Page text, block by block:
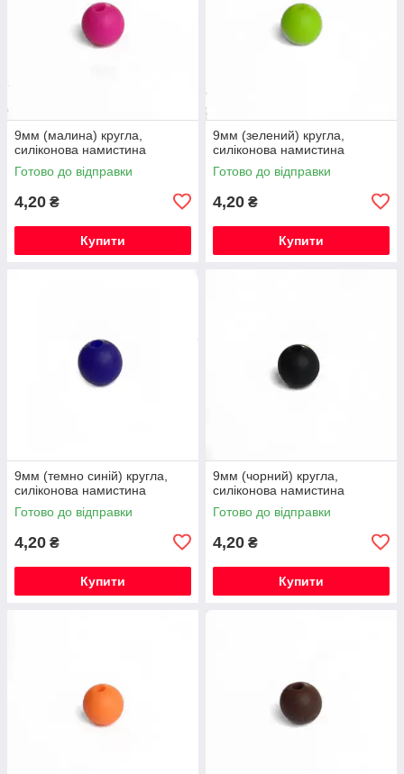
9мм (малина) кругла,
силіконова намистина
Готово до відправки
4,20 ₴
Купити
9мм (зелений) кругла,
силіконова намистина
Готово до відправки
4,20 ₴
Купити
9мм (темно синій) кругла,
силіконова намистина
Готово до відправки
4,20 ₴
Купити
9мм (чорний) кругла,
силіконова намистина
Готово до відправки
4,20 ₴
Купити